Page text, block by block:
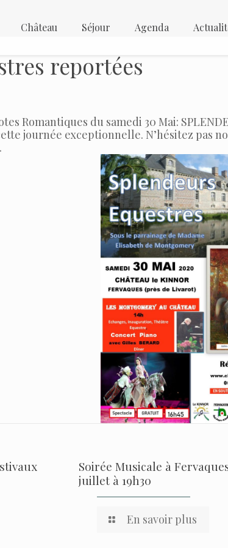
Château Séjour Agenda
reportées
Romantiques du samedi 30 Mai:
journée exceptionnelle. N’hésitez pas
Soirée Musicale à
juillet à 19h30
En savoir plus